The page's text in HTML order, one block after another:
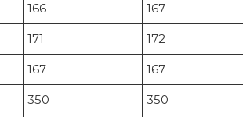
166 167
171 172
167 167
350 350